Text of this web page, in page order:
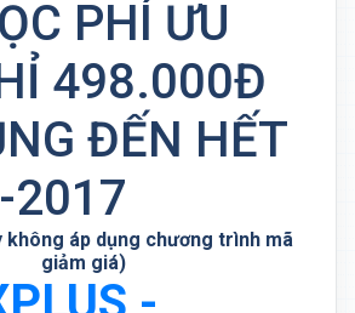
PHÍ ƯU
498.000Đ
ĐẾN HẾT
2017
không áp dụng chương trình mã
giảm giá)